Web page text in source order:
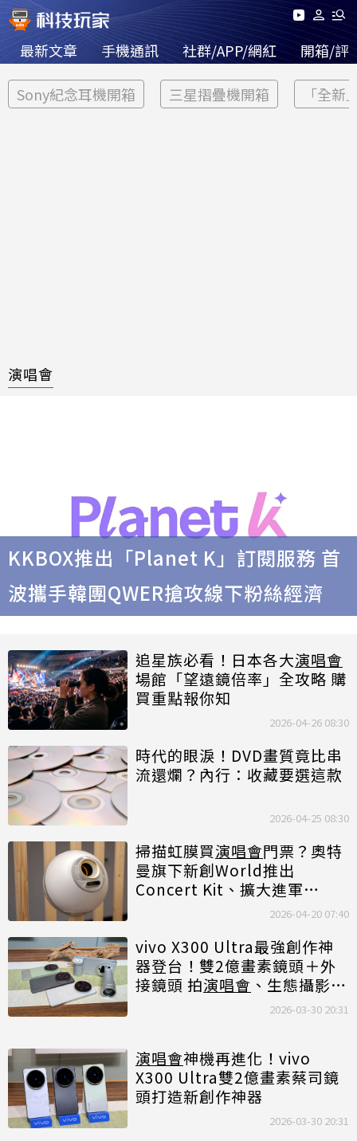
最新文章 手機通訊 社群/APP/網紅 開箱/評
Sony紀念耳機開箱 三星摺疊機開箱 「全新
演唱會
KKBOX推出「Planet K」訂閱服務 首
波攜手韓團QWER搶攻線下粉絲經濟
追星族必看！日本各大演唱會
場館「望遠鏡倍率」全攻略 購
買重點報你知
2026-04-26 08:30
時代的眼淚！DVD畫質竟比串
流還爛？內行：收藏要選這款
2026-04-25 08:30
掃描虹膜買演唱會門票？奧特
曼旗下新創World推出
Concert Kit、擴大進軍
2026-04-20 07:40
vivo X300 Ultra最強創作神
器登台！雙2億畫素鏡頭＋外
接鏡頭 拍演唱會 、生態攝影超
2026-03-30 20:31
演唱會神機再進化！vivo
X300 Ultra雙2億畫素蔡司鏡
頭打造新創作神器
2026-03-30 20:31